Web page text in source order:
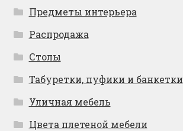
Предметы интерьера
Распродажа
Столы
Табуретки, пуфики и банкетки
Уличная мебель
Цвета плетеной мебели